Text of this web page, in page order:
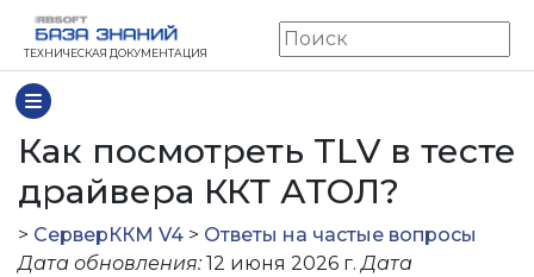
ТЕХНИЧЕСКАЯ ДОКУМЕНТАЦИЯ
Как посмотреть TLV в тесте
драйвера ККТ АТОЛ?
> СерверККМ V4 > Ответы на частые вопросы
Дата обновления: 12 июня 2026 г.Дата